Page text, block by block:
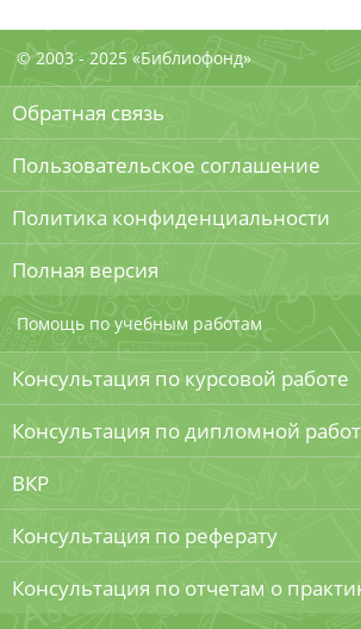
© 2003 - 2025 «Библиофонд»
Обратная связь
Пользовательское соглашение
Политика конфиденциальности
Полная версия
Помощь по учебным работам
Консультация по курсовой работе
Консультация по дипломной
ВКР
Консультация по реферату
Консультация по отчетам о